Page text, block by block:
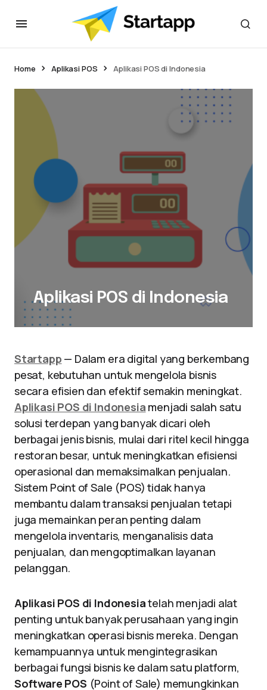
Home Aplikasi POS Aplikasi POS di Indonesia
Aplikasi POS di Indonesia
Startapp — Dalam era digital yang berkembang
pesat, kebutuhan untuk mengelola bisnis
secara efisien dan efektif semakin meningkat.
Aplikasi POS di Indonesia menjadi salah satu
solusi terdepan yang banyak dicari oleh
berbagai jenis bisnis, mulai dari ritel kecil hingga
restoran besar, untuk meningkatkan efisiensi
operasional dan memaksimalkan penjualan.
Sistem Point of Sale (POS) tidak hanya
membantu dalam transaksi penjualan tetapi
juga memainkan peran penting dalam
mengelola inventaris, menganalisis data
penjualan, dan mengoptimalkan layanan
pelanggan.
Aplikasi POS di Indonesiatelah menjadi alat
penting untuk banyak perusahaan yang ingin
meningkatkan operasi bisnis mereka. Dengan
kemampuannya untuk mengintegrasikan
berbagai fungsi bisnis ke dalam satu platform,
Software POS (Point of Sale) memungkinkan